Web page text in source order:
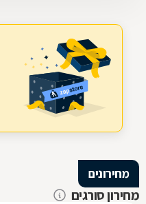
מחירונים
מחירון סורגים